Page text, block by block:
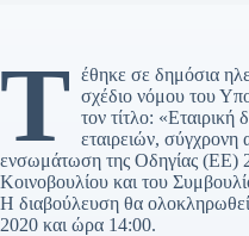
Τ έθηκε σε δημόσια
σχέδιο νόμου του
τον τίτλο:
εταιρειών, σύγχρονη
ενσωμάτωση της Οδηγίας (ΕΕ)
Κοινοβουλίου και του
Η διαβούλευση θα
2020 και ώρα 14:00.